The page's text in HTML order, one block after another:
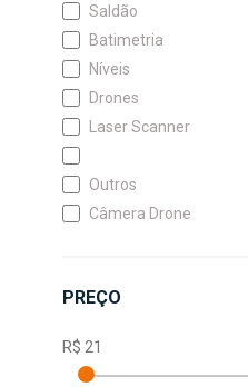
Saldão
Batimetria
Níveis
Drones
Laser Scanner
Outros
Câmera Drone
PREÇO